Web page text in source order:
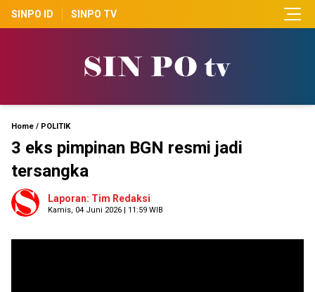
SINPO ID SINPO TV
Home / POLITIK
3 eks pimpinan BGN resmi jadi
tersangka
Laporan: Tim Redaksi
Kamis, 04 Juni 2026 | 11:59 WIB